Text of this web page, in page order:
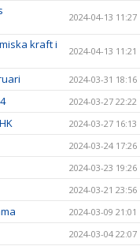
2024-04-13 11:27
kraft i
2024-04-13 11:21
2024-03-31 18:16
2024-03-27 22:22
2024-03-27 16:13
2024-03-24 17:26
2024-03-23 19:26
2024-03-21 23:56
2024-03-09 21:01
2024-03-04 22:07